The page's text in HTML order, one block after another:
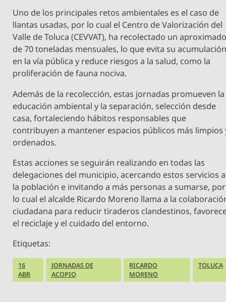
Uno de los principales retos ambientales es el caso de
llantas usadas, por lo cual el Centro de Valorización del
Valle de Toluca (CEVVAT), ha recolectado un
de 70 toneladas mensuales, lo que evita su
en la vía pública y reduce riesgos a la salud, como la
proliferación de fauna nociva.
Además de la recolección, estas jornadas promueven la
educación ambiental y la separación, selección desde
casa, fortaleciendo hábitos responsables que
contribuyen a mantener espacios públicos más limpios
ordenados.
Estas acciones se seguirán realizando en todas las
delegaciones del municipio, acercando estos servicios a
la población e invitando a más personas a sumarse, por
lo cual el alcalde Ricardo Moreno llama a la
ciudadana para reducir tiraderos clandestinos,
el reciclaje y el cuidado del entorno.
Etiquetas:
16
ABR
JORNADAS DE
ACOPIO
RICARDO
MORENO
TOLUCA